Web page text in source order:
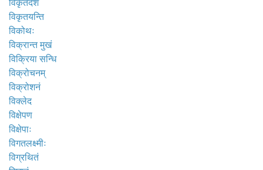
विकृतदेश
विकृतयन्ति
विकोथः
विक्रान्त मुखं
विक्रिया सन्धि
विक्रोचनम्
विक्रोशनं
विक्लेद
विक्षेपण
विक्षेपाः
विगतलक्ष्मीः
विग्रथितं